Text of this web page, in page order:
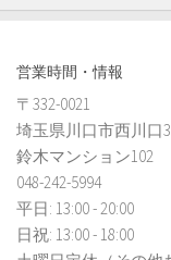
営業時間・情報
〒332-0021
埼玉県川口市西川口
鈴木マンション102
048-242-5994
平日: 13:00 - 20:00
日祝: 13:00 - 18:00